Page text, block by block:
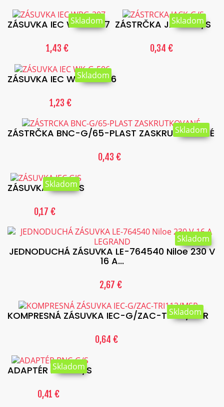
ZÁSUVKA IEC WPG-307
1,43 €
Skladom ZÁSTRČKA JACK-G/S
0,34 €
Skladom
ZÁSUVKA IEC WK-G-506
1,23 €
Skladom
ZÁSTRČKA BNC-G/65-PLAST ZASKRUTKOVANÉ
0,43 €
Skladom
ZÁSUVKA IEC GJS
0,17 €
Skladom
JEDNODUCHÁ ZÁSUVKA LE-764540 Niloe 230 V
16 A...
2,67 €
Skladom
KOMPRESNÁ ZÁSUVKA IEC-G/ZAC-TRI113/MSR
0,64 €
Skladom
ADAPTÉR BNC-G/S
0,41 €
Skladom